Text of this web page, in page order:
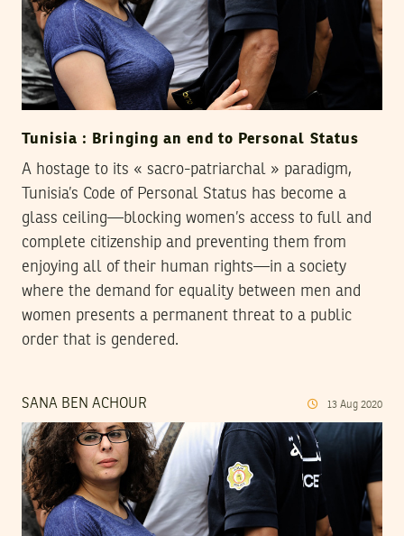
Tunisia : Bringing an end to Personal Status
A hostage to its « sacro-patriarchal » paradigm,
Tunisia’s Code of Personal Status has become a
glass ceiling—blocking women’s access to full and
complete citizenship and preventing them from
enjoying all of their human rights—in a society
where the demand for equality between men and
women presents a permanent threat to a public
order that is gendered.
SANA BEN ACHOUR 13 Aug 2020